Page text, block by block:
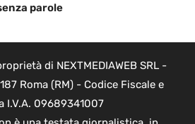
parole
di NEXTMEDIAWEB SRL -
Roma (RM) - Codice Fiscale e
I.V.A. 09689341007